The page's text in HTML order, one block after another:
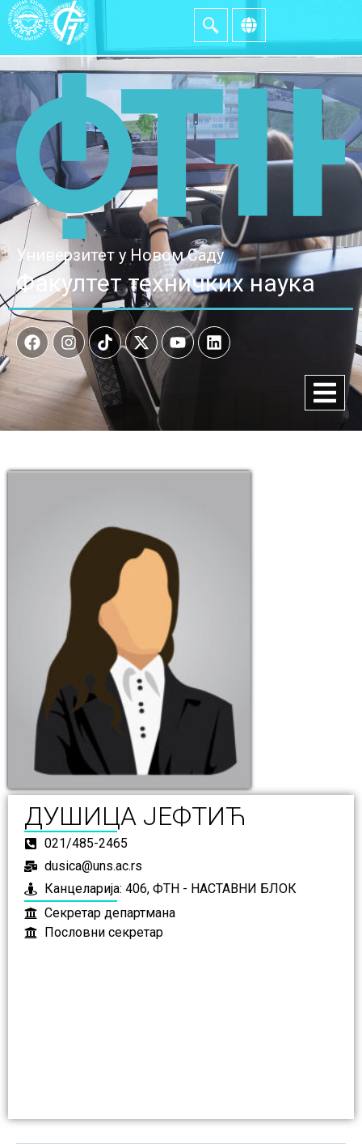
Универзитет у Новом Саду
Факултет техничких наука
ДУШИЦА ЈЕФТИЋ
021/485-2465
dusica@uns.ac.rs
Канцеларија: 406, ФТН - НАСТАВНИ БЛОК
Секретар департмана
Пословни секретар